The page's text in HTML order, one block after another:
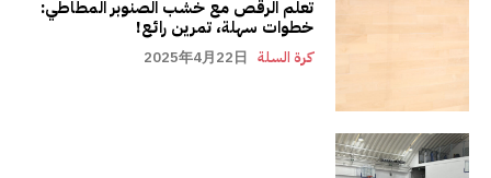
تعلم الرقص مع خشب الصنوبر المطاطي:
خطوات سهلة، تمرين رائع!
كرة السلة 2025年4月22日